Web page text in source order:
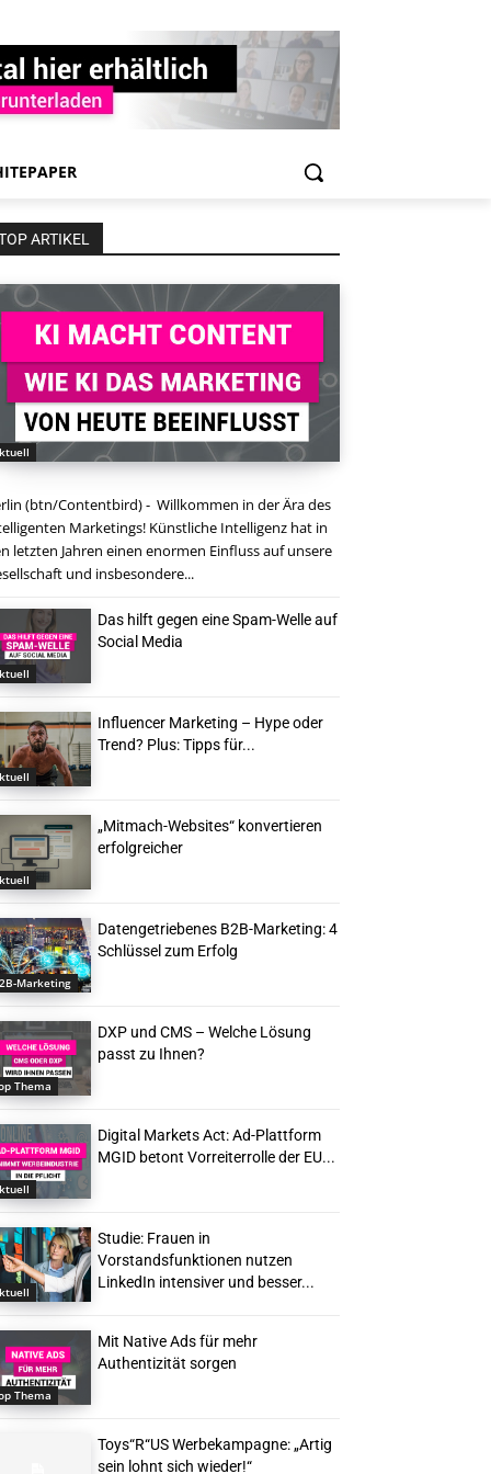
ARTIKEL
(btn/Contentbird) - Willkommen in der Ära des
Marketings! Künstliche Intelligenz hat in
letzten Jahren einen enormen Einfluss auf unsere
und insbesondere...
Das hilft gegen eine Spam-Welle auf
Social Media
Influencer Marketing – Hype oder
Trend? Plus: Tipps für...
„Mitmach-Websites“ konvertieren
erfolgreicher
Marketing
Datengetriebenes B2B-Marketing: 4
Schlüssel zum Erfolg
Thema
DXP und CMS – Welche Lösung
passt zu Ihnen?
Digital Markets Act: Ad-Plattform
MGID betont Vorreiterrolle der EU...
Studie: Frauen in
Vorstandsfunktionen nutzen
LinkedIn intensiver und besser...
Thema
Mit Native Ads für mehr
Authentizität sorgen
Toys“R“US Werbekampagne: „Artig
sein lohnt sich wieder!“